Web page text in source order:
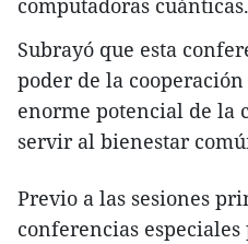
computadoras cuánticas.
Subrayó que esta
poder de la
enorme potencial de la
servir al bienestar
Previo a las sesiones
conferencias especiales